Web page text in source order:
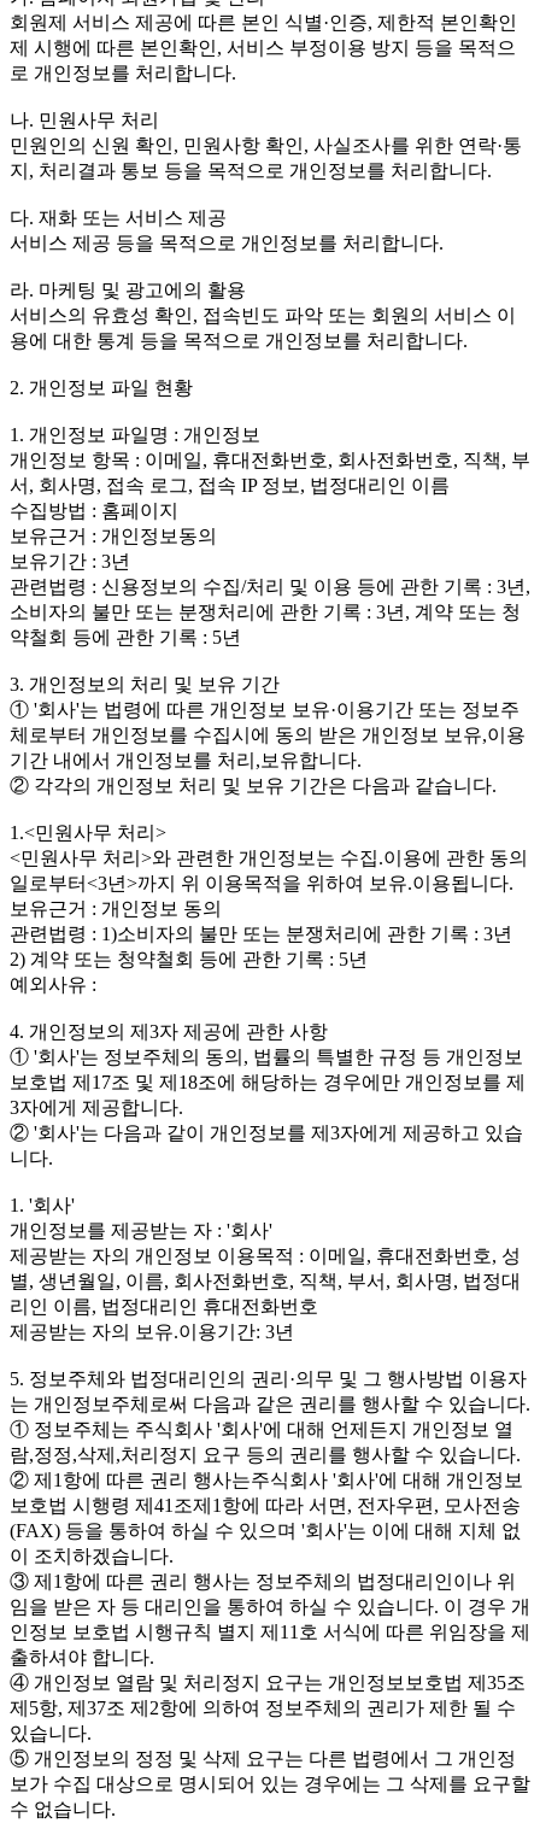
회원제 서비스 제공에 따른 본인 식별·인증, 제한적 본인확인
제 시행에 따른 본인확인, 서비스 부정이용 방지 등을 목적으
로 개인정보를 처리합니다.
나. 민원사무 처리
민원인의 신원 확인, 민원사항 확인, 사실조사를 위한 연락·통
지, 처리결과 통보 등을 목적으로 개인정보를 처리합니다.
다. 재화 또는 서비스 제공
서비스 제공 등을 목적으로 개인정보를 처리합니다.
라. 마케팅 및 광고에의 활용
서비스의 유효성 확인, 접속빈도 파악 또는 회원의 서비스 이
용에 대한 통계 등을 목적으로 개인정보를 처리합니다.
2. 개인정보 파일 현황
1. 개인정보 파일명 : 개인정보
개인정보 항목 : 이메일, 휴대전화번호, 회사전화번호, 직책, 부
서, 회사명, 접속 로그, 접속 IP 정보, 법정대리인 이름
수집방법 : 홈페이지
보유근거 : 개인정보동의
보유기간 : 3년
관련법령 : 신용정보의 수집/처리 및 이용 등에 관한 기록 : 3년,
소비자의 불만 또는 분쟁처리에 관한 기록 : 3년, 계약 또는 청
약철회 등에 관한 기록 : 5년
3. 개인정보의 처리 및 보유 기간
① '회사'는 법령에 따른 개인정보 보유·이용기간 또는 정보주
체로부터 개인정보를 수집시에 동의 받은 개인정보 보유,이용
기간 내에서 개인정보를 처리,보유합니다.
② 각각의 개인정보 처리 및 보유 기간은 다음과 같습니다.
1.<민원사무 처리>
<민원사무 처리>와 관련한 개인정보는 수집.이용에 관한 동의
일로부터<3년>까지 위 이용목적을 위하여 보유.이용됩니다.
보유근거 : 개인정보 동의
관련법령 : 1)소비자의 불만 또는 분쟁처리에 관한 기록 : 3년
2) 계약 또는 청약철회 등에 관한 기록 : 5년
예외사유 :
4. 개인정보의 제3자 제공에 관한 사항
① '회사'는 정보주체의 동의, 법률의 특별한 규정 등 개인정보
보호법 제17조 및 제18조에 해당하는 경우에만 개인정보를 제
3자에게 제공합니다.
② '회사'는 다음과 같이 개인정보를 제3자에게 제공하고 있습
니다.
1. '회사'
개인정보를 제공받는 자 : '회사'
제공받는 자의 개인정보 이용목적 : 이메일, 휴대전화번호, 성
별, 생년월일, 이름, 회사전화번호, 직책, 부서, 회사명, 법정대
리인 이름, 법정대리인 휴대전화번호
제공받는 자의 보유.이용기간: 3년
5. 정보주체와 법정대리인의 권리·의무 및 그 행사방법 이용자
는 개인정보주체로써 다음과 같은 권리를 행사할 수 있습니다.
① 정보주체는 주식회사 '회사'에 대해 언제든지 개인정보 열
람,정정,삭제,처리정지 요구 등의 권리를 행사할 수 있습니다.
② 제1항에 따른 권리 행사는주식회사 '회사'에 대해 개인정보
보호법 시행령 제41조제1항에 따라 서면, 전자우편, 모사전송
(FAX) 등을 통하여 하실 수 있으며 '회사'는 이에 대해 지체 없
이 조치하겠습니다.
③ 제1항에 따른 권리 행사는 정보주체의 법정대리인이나 위
임을 받은 자 등 대리인을 통하여 하실 수 있습니다. 이 경우 개
인정보 보호법 시행규칙 별지 제11호 서식에 따른 위임장을 제
출하셔야 합니다.
④ 개인정보 열람 및 처리정지 요구는 개인정보보호법 제35조
제5항, 제37조 제2항에 의하여 정보주체의 권리가 제한 될 수
있습니다.
⑤ 개인정보의 정정 및 삭제 요구는 다른 법령에서 그 개인정
보가 수집 대상으로 명시되어 있는 경우에는 그 삭제를 요구할
수 없습니다.